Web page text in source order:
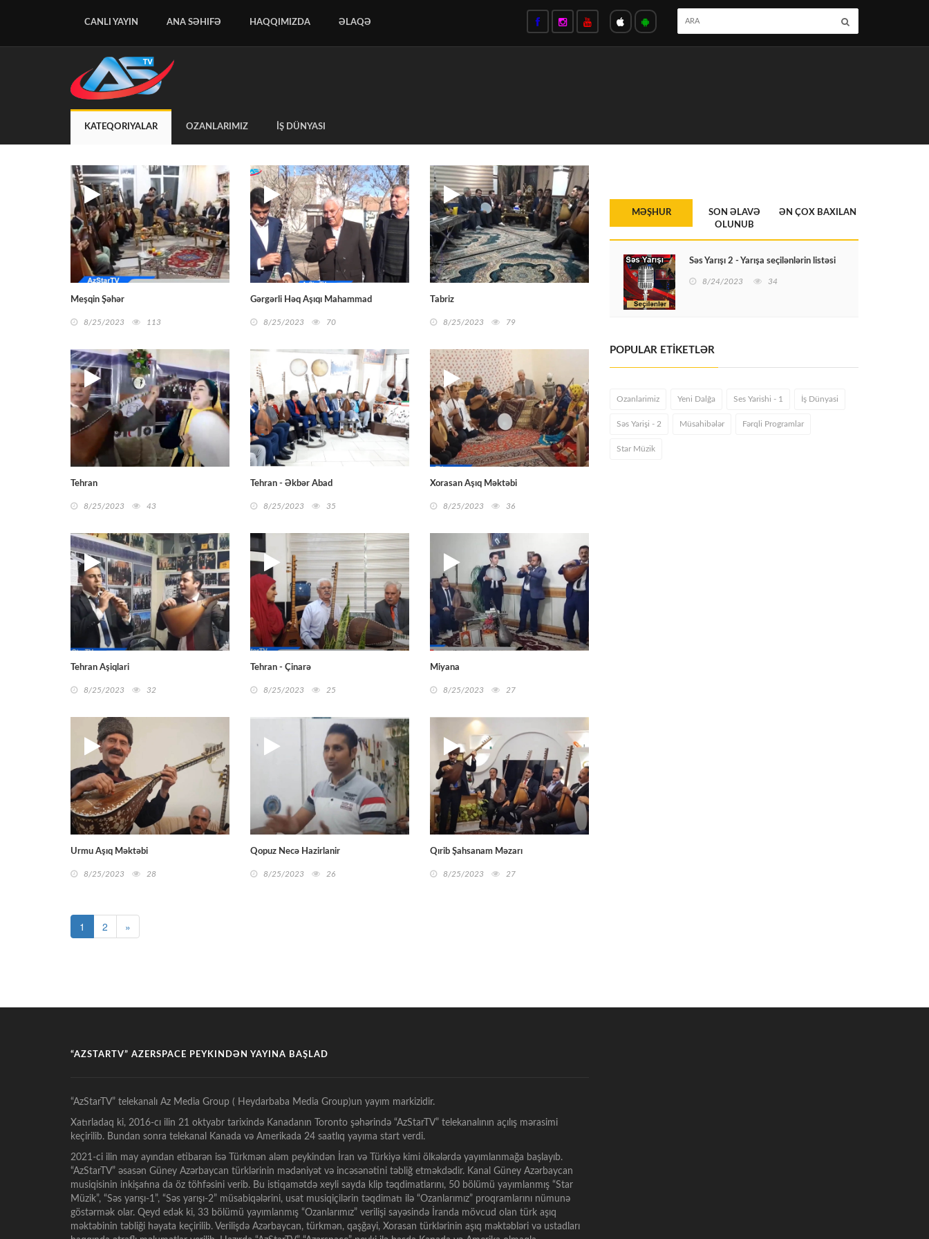
CANLI YAYIN ANA SƏHIFƏ HAQQIMIZDA ƏLAQƏ
KATEQORIYALAR OZANLARIMIZ İŞ DÜNYASI
Meşqin Şəhər
8/25/2023 113
Gərgərli Həq Aşıqı Mahammad
8/25/2023 70
Tabriz
8/25/2023 79
Tehran
8/25/2023 43
Tehran - Əkbər Abad
8/25/2023 35
Xorasan Aşıq Məktəbi
8/25/2023 36
Tehran Aşiqlari
8/25/2023 32
Tehran - Çinarə
8/25/2023 25
Miyana
8/25/2023 27
Urmu Aşıq Məktəbi
8/25/2023 28
Qopuz Necə Hazirlanir
8/25/2023 26
Qırib Şahsanam Məzarı
8/25/2023 27
1 2 »
MƏŞHUR
SON ƏLAVƏ
OLUNUB
ƏN ÇOX BAXILAN
Səs Yarışı 2 - Yarışa seçilənlərin listəsi
8/24/2023 34
POPULAR ETİKETLƏR
Ozanlarimiz Yeni Dalğa Ses Yarishi - 1 İş Dünyasi
Səs Yarişi - 2 Müsahibələr Fərqli Programlar
Star Müzik
“AZSTARTV” AZERSPACE PEYKINDƏN YAYINA BAŞLAD
“AzStarTV” telekanalı Az Media Group ( Heydarbaba Media Group)un yayım markizidir.
Xatırladaq ki, 2016-cı ilin 21 oktyabr tarixində Kanadanın Toronto şəhərində “AzStarTV” telekanalının açılış mərasimi
keçirilib. Bundan sonra telekanal Kanada və Amerikada 24 saatlıq yayıma start verdi.
2021-ci ilin may ayından etibarən isə Türkmən aləm peykindən İran və Türkiyə kimi ölkələrdə yayımlanmağa başlayıb.
“AzStarTV” əsasən Güney Azərbaycan türklərinin mədəniyət və incəsənətini təbliğ etməkdədir. Kanal Güney Azərbaycan
musiqisinin inkişafına da öz töhfəsini verib. Bu istiqamətdə xeyli sayda klip təqdimatlarını, 50 bölümü yayımlanmış “Star
Müzik”, “Səs yarışı-1”, “Səs yarışı-2” müsabiqələrini, usat musiqiçilərin təqdimatı ilə “Ozanlarımız” proqramlarını nümunə
göstərmək olar. Qeyd edək ki, 33 bölümü yayımlanmış “Ozanlarımız” verilişi sayəsində İranda mövcud olan türk aşıq
məktəbinin təbliği həyata keçirilib. Verilişdə Azərbaycan, türkmən, qaşğayi, Xorasan türklərinin aşıq məktəbləri və ustadları